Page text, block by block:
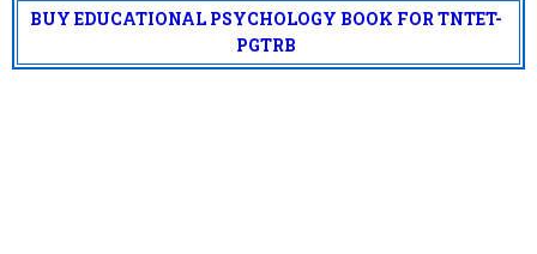
BUY EDUCATIONAL PSYCHOLOGY BOOK FOR TNTET-
PGTRB